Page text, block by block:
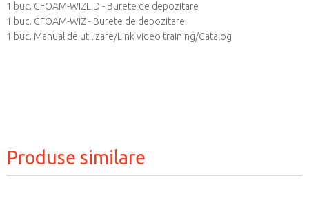
1 buc. CFOAM-WIZLID - Burete de depozitare
1 buc. CFOAM-WIZ - Burete de depozitare
1 buc. Manual de utilizare/Link video training/Catalog
Produse similare